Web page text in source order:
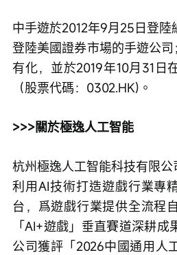
中手遊於2012年9月25日登
登陸美國證券市場的手遊公
有化，並於2019年10月31日
（股票代碼：0302.HK)。
>>>關於極逸人工智能
杭州極逸人工智能科技有限公
利用AI技術打造遊戲行業專
台，爲遊戲行業提供全流程
「AI+遊戲」垂直賽道深耕成
公司獲評「2026中國通用人